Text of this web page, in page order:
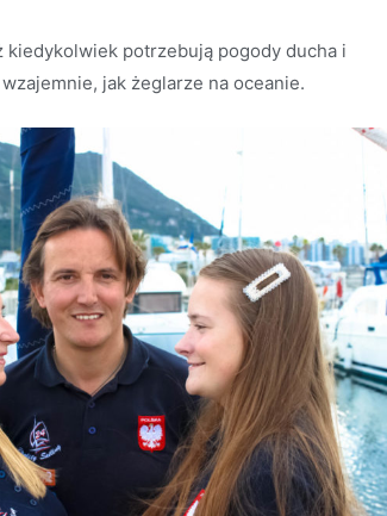
potrzebują pogody ducha i
jak żeglarze na oceanie.